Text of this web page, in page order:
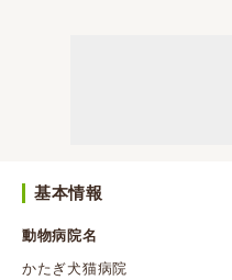
基本情報
動物病院名
かたぎ犬猫病院